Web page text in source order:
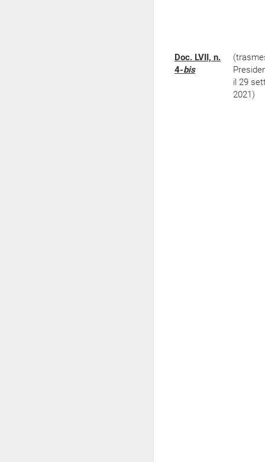
Doc. LVII, n.
4-bis
il 29
2021)